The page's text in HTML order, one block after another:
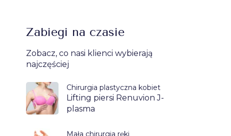
Zabiegi na czasie
Zobacz, co nasi klienci wybierają
najczęściej
Chirurgia plastyczna kobiet
Lifting piersi Renuvion J-
plasma
Mała chirurgia ręki